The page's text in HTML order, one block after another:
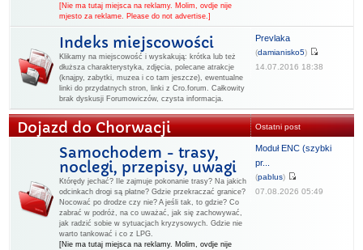
[Nie ma tutaj miejsca na reklamy. Molim, ovdje nije
mjesto za reklame. Please do not advertise.]
Indeks miejscowości
Klikamy na miejscowość i wyskakują: krótka lub też
dłuższa charakterystyka, zdjęcia, polecane atrakcje
(knajpy, zabytki, muzea i co tam jeszcze), ewentualne
linki do przydatnych stron, linki z Cro.forum. Całkowity
brak dyskusji Forumowiczów, czysta informacja.
Prevlaka
(damianisko5)
14.07.2016 18:38
Dojazd do Chorwacji Ostatni post
Samochodem - trasy,
noclegi, przepisy, uwagi
Którędy jechać? Ile zajmuje pokonanie trasy? Na jakich
odcinkach drogi są płatne? Gdzie przekraczać granice?
Nocować po drodze czy nie? A jeśli tak, to gdzie? Co
zabrać w podróż, na co uważać, jak się zachowywać,
jak radzić sobie w sytuacjach kryzysowych. Gdzie nie
warto tankować i co z LPG.
[Nie ma tutaj miejsca na reklamy. Molim, ovdje nije
Moduł ENC (szybki
pr...
(pablus)
07.08.2026 05:49